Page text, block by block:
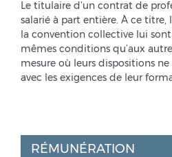
Le titulaire d’un contrat de
salarié à part entière. À ce titre,
la convention collective lui
mêmes conditions qu’aux
mesure où leurs dispositions
avec les exigences de leur
RÉMUNÉRATION